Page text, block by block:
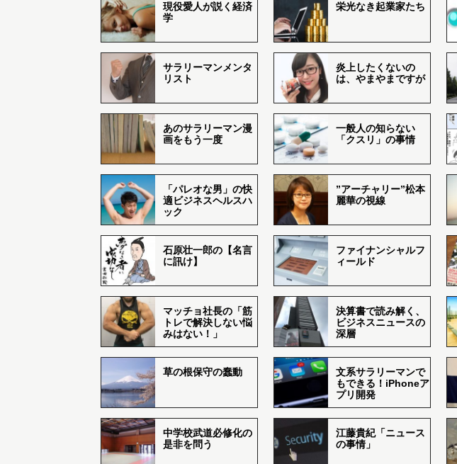
現役愛人が説く経済
学
栄光なき起業家たち
サラリーマンメンタ
リスト
炎上したくないの
は、やまやまですが
あのサラリーマン漫
画をもう一度
一般人の知らない
「クスリ」の事情
「パレオな男」の快
適ビジネスヘルスハ
ック
”アーチャリー”松本
麗華の視線
石原壮一郎の【名言
に訊け】
ファイナンシャルフ
ィールド
マッチョ社長の「筋
トレで解決しない悩
みはない！」
決算書で読み解く、
ビジネスニュースの
深層
草の根保守の蠢動
文系サラリーマンで
もできる！iPhoneア
プリ開発
中学校武道必修化の
是非を問う
江藤貴紀「ニュース
の事情」